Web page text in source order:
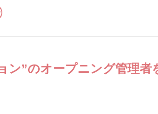
ン”のオープニング管理者